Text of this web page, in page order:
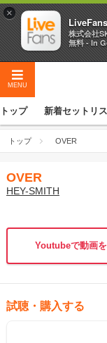
MENU
トップ 新着セットリ
トップ OVER
OVER
HEY-SMITH
Youtubeで動画
試聴・購入する
×
LiveFans
株式会社
無料 - In